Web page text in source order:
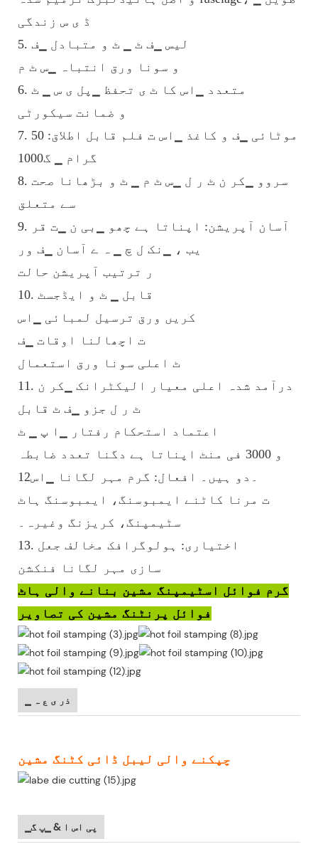
ڈ ی س زندگی
5. لیس ▁ف ٹ ▁ ٹ و متبادل ▁ف
و سونا ورق انتباہ ▁س ٹ م
6. متعدد ▁اس کا ٹ ی تحفظ ▁پل ی س ▁ ٹ
و ضمانت سیکورٹی
7. موٹائی ▁ف و کاغذ ▁اس ت فلم قابل اطلاق: 50
گرام ▁ گ1000
8. سروو ▁کر ن ٹ ر ل ▁س ٹ م ▁ ٹ و بڑھانا صحت
سے متعلق
9. آسان آپریشن: اپناتا ہے چھو ▁بی ن ▁ت قر
یب ، ▁نک ل چ ▁ ہ ے آسان ▁ف ور
ر ترتیب آپریشن حالت
10. قابل ▁ ٹ و ایڈجسٹ
کریں ورق ترسیل لمبائی ▁اس
ت اچھالنا اوقات ▁ف
ٹ اعلی سونا ورق استعمال
11. درآمد شدہ اعلی معیار الیکٹرانک ▁کر ن
ٹ ر ل جزو ▁ف ٹ قابل
اعتماد استحکام رفتار ▁ا پ ▁ ٹ
و 3000 فی منٹ اپناتا ہے دگنا تعدد ضابطہ
12۔دو ہیں۔ افعال: گرم مہر لگانا ▁اس
ت مرنا کاٹنے ایمبوسنگ، ایمبوسنگ ہاٹ
سٹیمپنگ، کریزنگ وغیرہ۔
13. اختیاری: ہولوگرافک مخالف جعل
سازی مہر لگانا فنکشن
گرم فوائل اسٹیمپنگ مشین بنانے والی ہاٹ
فوائل پرنٹنگ مشین کی تصاویر
▁ ذر ی ع ہ
چپکنے والی لیبل ڈائی کٹنگ مشین
▁پی اس ا & ▁پ گ